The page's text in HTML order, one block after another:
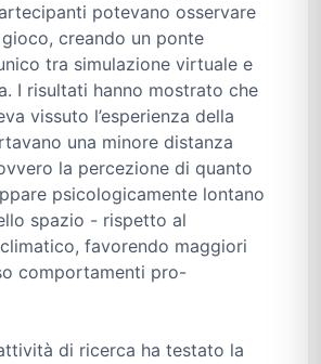
potevano osservare
creando un ponte
tra simulazione virtuale e
I risultati hanno mostrato che
vissuto l’esperienza della
una minore distanza
la percezione di quanto
psicologicamente lontano
spazio - rispetto al
favorendo maggiori
comportamenti pro-
di ricerca ha testato la